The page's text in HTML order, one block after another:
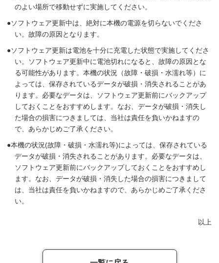
のよい場所で移動せずに実施してください。
ソフトウェア更新中は、絶対に本機の電源を切らないでくださ
い。故障の原因となります。
ソフトウェア更新は電池を十分に充電した状態で実施してくださ
い。ソフトウェア更新中に電池切れになると、故障の原因とな
る可能性があります。本機の状況（故障・破損・水濡れ等）に
よっては、保存されているデータが破損・消失されることがあ
ります。必要なデータは、ソフトウェア更新前にバックアップ
しておくことをおすすめします。なお、データが破損・消失し
た場合の損害につきましては、当社は責任を負いかねますの
で、あらかじめご了承ください。
本機の状況(故障・破損・水濡れ等)によっては、保存されている
データが破損・消失されることがあります。必要なデータは、
ソフトウェア更新前にバックアップしておくことをおすすめし
ます。なお、データが破損・消失した場合の損害につきまして
は、当社は責任を負いかねますので、あらかじめご了承くださ
い。
以上